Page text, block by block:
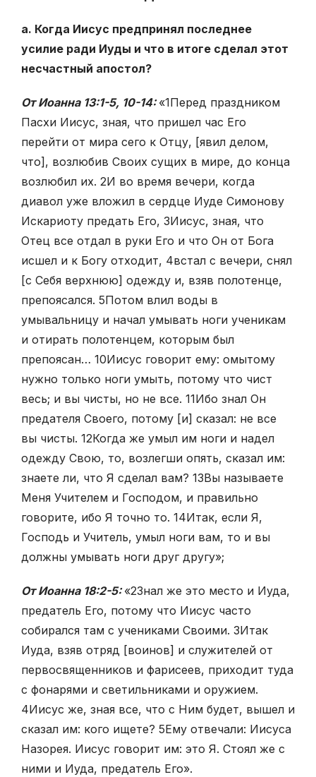
a. Когда Иисус предпринял последнее
усилие ради Иуды и что в итоге сделал этот
несчастный апостол?
От Иоанна 13:1-5, 10-14:«1Перед праздником
Пасхи Иисус, зная, что пришел час Его
перейти от мира сего к Отцу, [явил делом,
что], возлюбив Своих сущих в мире, до конца
возлюбил их. 2И во время вечери, когда
диавол уже вложил в сердце Иуде Симонову
Искариоту предать Его, 3Иисус, зная, что
Отец все отдал в руки Его и что Он от Бога
исшел и к Богу отходит, 4встал с вечери, снял
[с Себя верхнюю] одежду и, взяв полотенце,
препоясался. 5Потом влил воды в
умывальницу и начал умывать ноги ученикам
и отирать полотенцем, которым был
препоясан… 10Иисус говорит ему: омытому
нужно только ноги умыть, потому что чист
весь; и вы чисты, но не все. 11Ибо знал Он
предателя Своего, потому [и] сказал: не все
вы чисты. 12Когда же умыл им ноги и надел
одежду Свою, то, возлегши опять, сказал им:
знаете ли, что Я сделал вам? 13Вы называете
Меня Учителем и Господом, и правильно
говорите, ибо Я точно то. 14Итак, если Я,
Господь и Учитель, умыл ноги вам, то и вы
должны умывать ноги друг другу»;
От Иоанна 18:2-5:«2Знал же это место и Иуда,
предатель Его, потому что Иисус часто
собирался там с учениками Своими. 3Итак
Иуда, взяв отряд [воинов] и служителей от
первосвященников и фарисеев, приходит туда
с фонарями и светильниками и оружием.
4Иисус же, зная все, что с Ним будет, вышел и
сказал им: кого ищете? 5Ему отвечали: Иисуса
Назорея. Иисус говорит им: это Я. Стоял же с
ними и Иуда, предатель Его».